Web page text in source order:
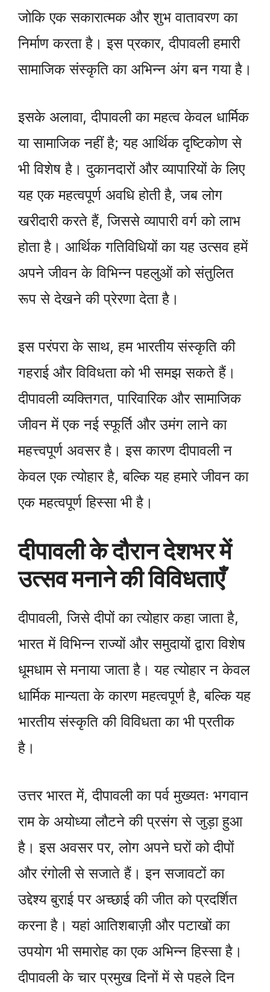
जोकि एक सकारात्मक और शुभ वातावरण का
निर्माण करता है। इस प्रकार, दीपावली हमारी
सामाजिक संस्कृति का अभिन्न अंग बन गया है।
इसके अलावा, दीपावली का महत्व केवल धार्मिक
या सामाजिक नहीं है; यह आर्थिक दृष्टिकोण से
भी विशेष है। दुकानदारों और व्यापारियों के लिए
यह एक महत्वपूर्ण अवधि होती है, जब लोग
खरीदारी करते हैं, जिससे व्यापारी वर्ग को लाभ
होता है। आर्थिक गतिविधियों का यह उत्सव हमें
अपने जीवन के विभिन्न पहलुओं को संतुलित
रूप से देखने की प्रेरणा देता है।
इस परंपरा के साथ, हम भारतीय संस्कृति की
गहराई और विविधता को भी समझ सकते हैं।
दीपावली व्यक्तिगत, पारिवारिक और सामाजिक
जीवन में एक नई स्फूर्ति और उमंग लाने का
महत्त्वपूर्ण अवसर है। इस कारण दीपावली न
केवल एक त्योहार है, बल्कि यह हमारे जीवन का
एक महत्वपूर्ण हिस्सा भी है।
दीपावली के दौरान देशभर में
उत्सव मनाने की विविधताएँ
दीपावली, जिसे दीपों का त्योहार कहा जाता है,
भारत में विभिन्न राज्यों और समुदायों द्वारा विशेष
धूमधाम से मनाया जाता है। यह त्योहार न केवल
धार्मिक मान्यता के कारण महत्वपूर्ण है, बल्कि यह
भारतीय संस्कृति की विविधता का भी प्रतीक
है।
उत्तर भारत में, दीपावली का पर्व मुख्यतः भगवान
राम के अयोध्या लौटने की प्रसंग से जुड़ा हुआ
है। इस अवसर पर, लोग अपने घरों को दीपों
और रंगोली से सजाते हैं। इन सजावटों का
उद्देश्य बुराई पर अच्छाई की जीत को प्रदर्शित
करना है। यहां आतिशबाज़ी और पटाखों का
उपयोग भी समारोह का एक अभिन्न हिस्सा है।
दीपावली के चार प्रमुख दिनों में से पहले दिन